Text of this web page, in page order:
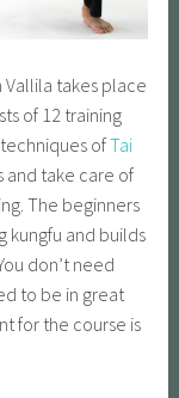
Vallila takes place
of 12 training
ofTai
and take care of
The beginners
kungfu and builds
don’t need
to be in great
for the course is